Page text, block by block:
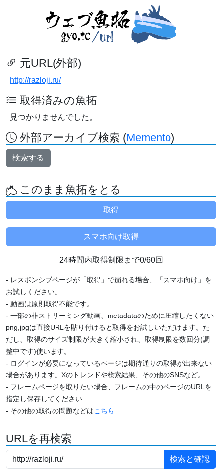
元URL(外部)
http://razloji.ru/
取得済みの魚拓
見つかりませんでした。
外部アーカイブ検索 (Memento)
検索する
このまま魚拓をとる
24時間内取得制限まで0/60回
- レスポンシブページが「取得」で崩れる場合、「スマホ向け」を
お試しください。
- 動画は原則取得不能です。
- 一部の非ストリーミング動画、metadataのために圧縮したくない
png,jpgは直接URLを貼り付けると取得をお試しいただけます。た
だし、取得のサイズ制限が大きく縮小され、取得制限を数回分(調
整中です)使います。
- ログインが必要になっているページは期待通りの取得が出来ない
場合があります。Xのトレンドや検索結果、その他のSNSなど。
- フレームページを取りたい場合、フレームの中のページのURLを
指定し保存してください
- その他の取得の問題などはこちら
URLを再検索